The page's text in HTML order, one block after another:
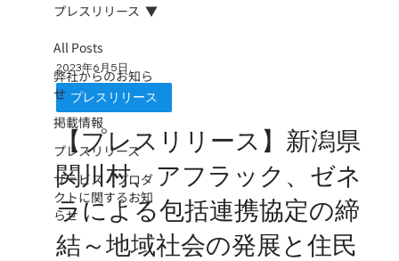
All Posts
弊社からのお知ら
せ
掲載情報
プレスリリース
サービス・プロダ
クトに関するお知
らせ
プレスリリース
2023年6月5日
プレスリリース
【プレスリリース】新潟県
関川村、アフラック、ゼネ
ラによる包括連携協定の締
結～地域社会の発展と住民